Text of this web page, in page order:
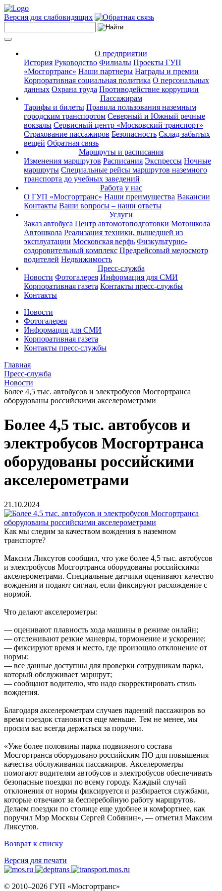
Версия для слабовидящих
О предприятии
История Руководство Филиалы Проекты ГУП
«Мосгортранс» Наши партнеры Награды и премии
Корпоративная социальная политика О персональных
данных Охрана труда Противодействие коррупции
Пассажирам
Тарифы и билеты Правила пользования наземным
городским транспортом Северный и Южный речные
вокзалы Сервисный центр «Московский транспорт»
Страхование пассажиров Безопасность Склад забытых
вещей Обратная связь
Маршруты и расписания
Изменения маршрутов Расписания Экспрессы Ночные
маршруты Специальные рейсы маршрутов наземного
транспорта до учебных заведений
Работа у нас
О ГУП «Мосгортранс» Наши преимущества Вакансии
Контакты Ваши вопросы – наши ответы
Услуги
Заказ автобуса Центр автомотоподготовки Мотошкола
Автошкола Реализация техники, вышедшей из
эксплуатации Московская верфь Физкультурно-
оздоровительный комплекс Предрейсовый медосмотр
водителей Недвижимость
Пресс-служба
Новости Фотогалерея Информация для СМИ
Корпоративная газета Контакты пресс-службы
Контакты
Новости
Фотогалерея
Информация для СМИ
Корпоративная газета
Контакты пресс-службы
Главная
Пресс-служба
Новости
Более 4,5 тыс. автобусов и электробусов Мосгортранса
оборудованы российскими акселерометрами
Более 4,5 тыс. автобусов и
электробусов Мосгортранса
оборудованы российскими
акселерометрами
21.10.2024
Как мы следим за качеством вождения в наземном
транспорте?
Максим Ликсутов сообщил, что уже более 4,5 тыс. автобусов
и электробусов Мосгортранса оборудованы российскими
акселерометрами. Специальные датчики оценивают качество
вождения и подают сигнал, если фиксируют расхождение с
нормой.
Что делают акселерометры:
— оценивают плавность хода машины в режиме онлайн;
— отслеживают резкие маневры, торможение и ускорение;
— фиксируют время и место, где произошло отклонение от
нормы;
— все данные доступны для проверки сотрудникам парка,
который обслуживает маршрут;
— сообщают водителю, что надо скорректировать стиль
вождения.
Благодаря акселерометрам случаев падений пассажиров во
время поездок становится еще меньше. Тем не менее, мы
просим вас всегда держаться за поручни.
«Уже более половины парка подвижного состава
Мосгортранса оборудовано российским ПО для повышения
качества обслуживания пассажиров. Акселерометры
помогают водителям автобусов и электробусов обеспечивать
безопасные поездки по всему городу. Каждый случай
отклонения от нормы фиксируется и разбирается службами,
которые отвечают за бесперебойную работу маршрутов.
Делаем поездки по столице еще удобнее и комфортнее, как
поручил Мэр Москвы Сергей Собянин», — отметил Максим
Ликсутов.
Возврат к списку
Версия для печати
© 2010–2026 ГУП «Мосгортранс»